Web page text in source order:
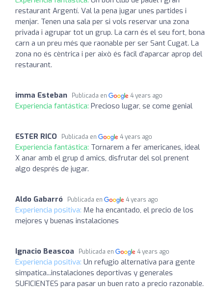
restaurant Argentí. Val la pena jugar unes partides i
menjar. Tenen una sala per si vols reservar una zona
privada i agrupar tot un grup. La carn és el seu fort, bona
carn a un preu més que raonable per ser Sant Cugat. La
zona no és cèntrica i per això és fàcil d'aparcar aprop del
restaurant.
imma Esteban Publicada en 4 years ago
Experiencia fantástica: Precioso lugar, se come genial
ESTER RICO Publicada en 4 years ago
Experiencia fantástica: Tornarem a fer americanes, ideal
X anar amb el grup d amics, disfrutar del sol prenent
algo després de jugar.
Aldo Gabarró Publicada en 4 years ago
Experiencia positiva: Me ha encantado, el precio de los
mejores y buenas instalaciones
Ignacio Beascoa Publicada en 4 years ago
Experiencia positiva: Un refugio alternativa para gente
simpatica...instalaciones deportivas y generales
SUFICIENTES para pasar un buen rato a precio razonable.